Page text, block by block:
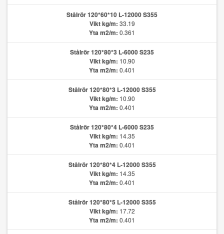
Stålrör 120*60*10 L-12000 S355
Vikt kg/m: 33.19
Yta m2/m: 0.361
Stålrör 120*80*3 L-6000 S235
Vikt kg/m: 10.90
Yta m2/m: 0.401
Stålrör 120*80*3 L-12000 S355
Vikt kg/m: 10.90
Yta m2/m: 0.401
Stålrör 120*80*4 L-6000 S235
Vikt kg/m: 14.35
Yta m2/m: 0.401
Stålrör 120*80*4 L-12000 S355
Vikt kg/m: 14.35
Yta m2/m: 0.401
Stålrör 120*80*5 L-12000 S355
Vikt kg/m: 17.72
Yta m2/m: 0.401